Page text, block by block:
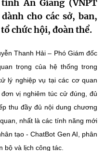
lượng
thảo VBQPPL
An Giang (VNPT
cho các sở, ban,
chức hội, đoàn thể.
Thanh Hải – Phó Giám đốc
trọng của hệ thống trong
lý nghiệp vụ tại các cơ quan
vị nghiêm túc cử đúng, đủ
thu đầy đủ nội dung chương
nhất là các tính năng mới
tạo - ChatBot Gen AI, phân
bộ và lịch công tác.